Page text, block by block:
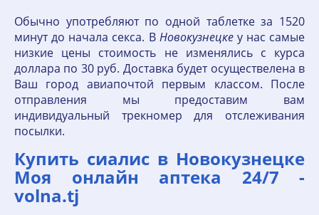
Обычно употребляют по одной таблетке за 1520
минут до начала секса. В Новокузнецкеу нас самые
низкие цены стоимость не изменялись с курса
доллара по 30 руб. Доставка будет осуществелена в
Ваш город авиапочтой первым классом. После
отправления мы предоставим вам
индивидуальный трекномер для отслеживания
посылки.
Купить сиалис в Новокузнецке
Моя онлайн аптека 24/7 -
volna.tj